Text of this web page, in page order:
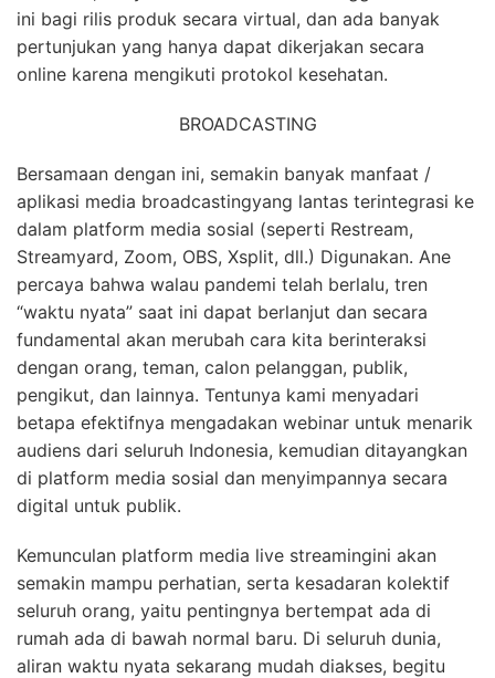
ini bagi rilis produk secara virtual, dan ada banyak
pertunjukan yang hanya dapat dikerjakan secara
online karena mengikuti protokol kesehatan.
BROADCASTING
Bersamaan dengan ini, semakin banyak manfaat /
aplikasi media broadcastingyang lantas terintegrasi ke
dalam platform media sosial (seperti Restream,
Streamyard, Zoom, OBS, Xsplit, dll.) Digunakan. Ane
percaya bahwa walau pandemi telah berlalu, tren
“waktu nyata” saat ini dapat berlanjut dan secara
fundamental akan merubah cara kita berinteraksi
dengan orang, teman, calon pelanggan, publik,
pengikut, dan lainnya. Tentunya kami menyadari
betapa efektifnya mengadakan webinar untuk menarik
audiens dari seluruh Indonesia, kemudian ditayangkan
di platform media sosial dan menyimpannya secara
digital untuk publik.
Kemunculan platform media live streamingini akan
semakin mampu perhatian, serta kesadaran kolektif
seluruh orang, yaitu pentingnya bertempat ada di
rumah ada di bawah normal baru. Di seluruh dunia,
aliran waktu nyata sekarang mudah diakses, begitu